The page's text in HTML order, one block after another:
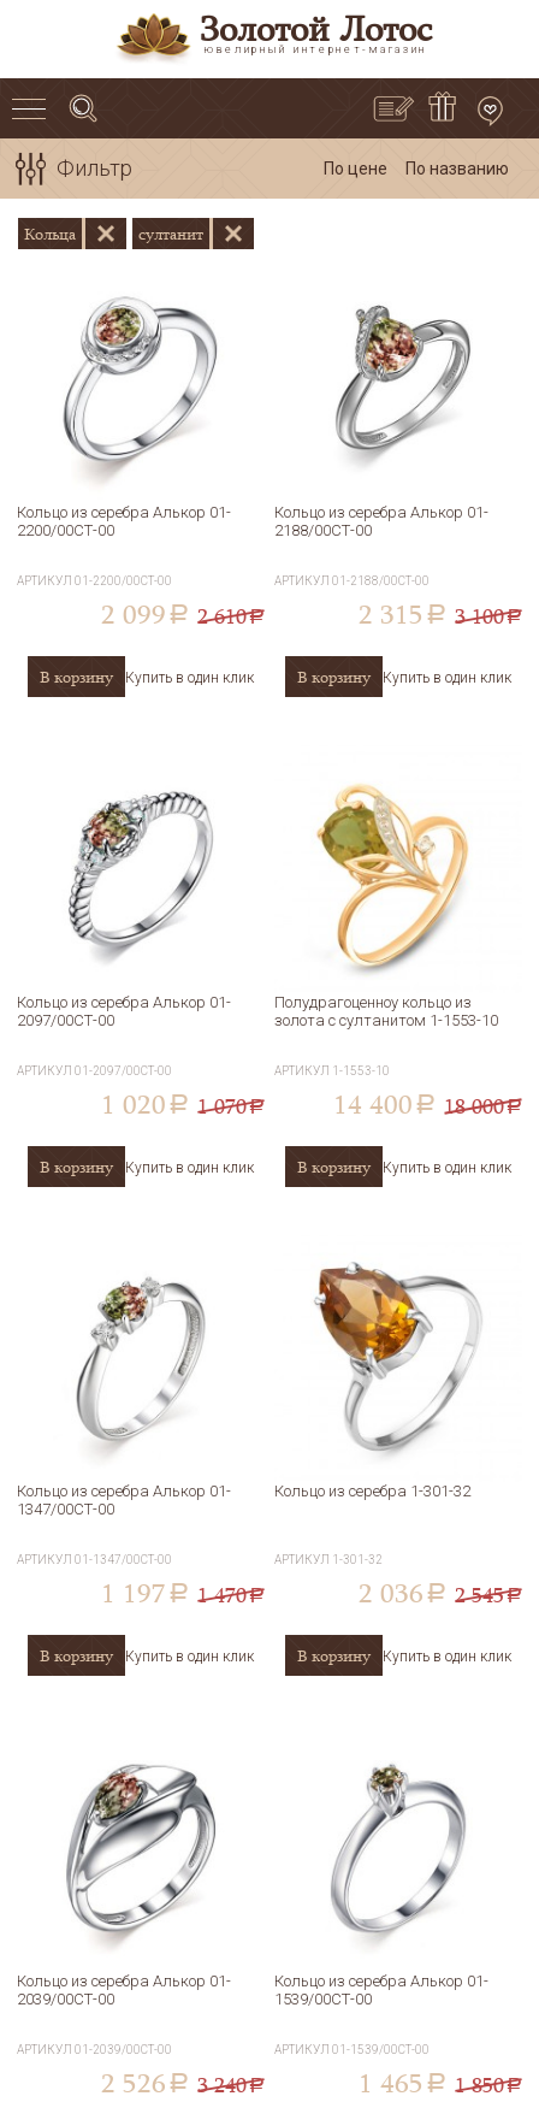
Золотой Лотос
ювелирный интернет-магазин
Фильтр По цене По названию
Кольца султанит
Кольцо из серебра Алькор 01-
2200/00СТ-00
АРТИКУЛ01-2200/00СТ-00
2 099 a 2 610a
В корзину Купить в один клик
Кольцо из серебра Алькор 01-
2188/00СТ-00
АРТИКУЛ01-2188/00СТ-00
2 315 a 3 100a
В корзину Купить в один клик
Кольцо из серебра Алькор 01-
2097/00СТ-00
АРТИКУЛ01-2097/00СТ-00
1 020 a 1 070a
В корзину Купить в один клик
Полудрагоценноу кольцо из
золота с султанитом 1-1553-10
АРТИКУЛ 1-1553-10
14 400 a 18 000a
В корзину Купить в один клик
Кольцо из серебра Алькор 01-
1347/00СТ-00
АРТИКУЛ01-1347/00СТ-00
1 197 a 1 470a
В корзину Купить в один клик
Кольцо из серебра 1-301-32
АРТИКУЛ 1-301-32
2 036 a 2 545a
В корзину Купить в один клик
Кольцо из серебра Алькор 01-
2039/00СТ-00
АРТИКУЛ01-2039/00СТ-00
2 526 a 3 240a
Кольцо из серебра Алькор 01-
1539/00СТ-00
АРТИКУЛ01-1539/00СТ-00
1 465 a 1 850a